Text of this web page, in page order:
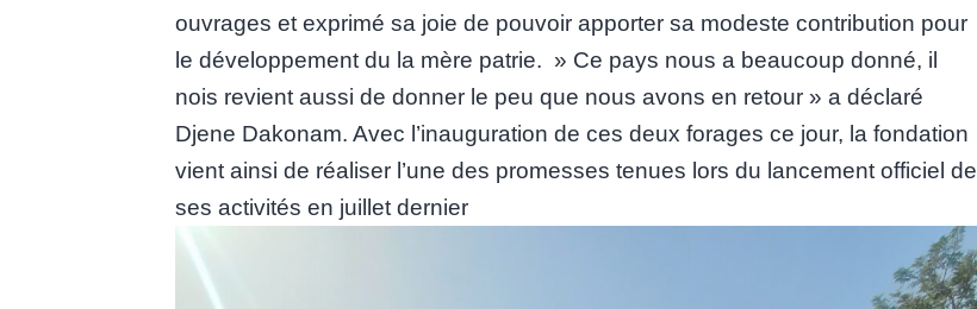
ouvrages et exprimé sa joie de pouvoir apporter sa modeste contribution pour
le développement du la mère patrie. » Ce pays nous a beaucoup donné, il
nois revient aussi de donner le peu que nous avons en retour » a déclaré
Djene Dakonam. Avec l’inauguration de ces deux forages ce jour, la fondation
vient ainsi de réaliser l’une des promesses tenues lors du lancement officiel de
ses activités en juillet dernier